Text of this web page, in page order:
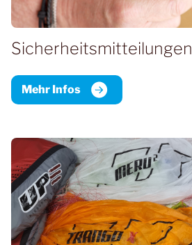
Sicherheits­mitteilungen
Mehr Infos